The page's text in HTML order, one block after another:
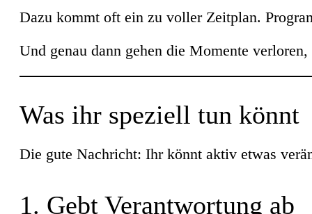
Dazu kommt oft ein zu voller Zeitplan.
Und genau dann gehen die Momente
Was ihr speziell tun könnt
Die gute Nachricht: Ihr könnt aktiv etwas
1. Gebt Verantwortung ab